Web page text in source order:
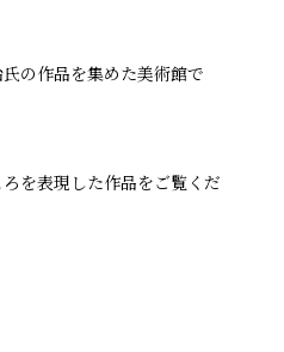
の作品を集めた美術館で
を表現した作品をご覧くだ